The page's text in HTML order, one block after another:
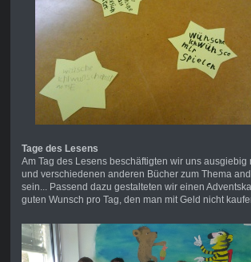
Tage des Lesens
Am Tag des Lesens beschäftigten wir uns ausgiebig
und verschiedenen anderen Bücher zum Thema
sein... Passend dazu gestalteten wir einen
guten Wunsch pro Tag, den man mit Geld nicht